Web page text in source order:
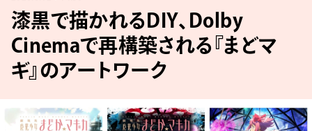
漆黒で描かれるDIY、Dolby
Cinemaで再構築される『まどマ
ギ』のアートワーク